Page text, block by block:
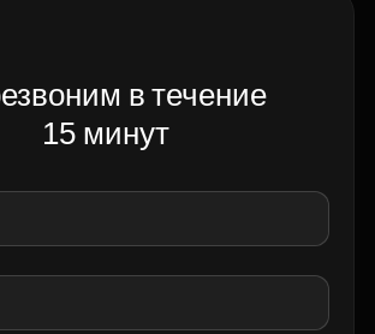
в течение
15 минут